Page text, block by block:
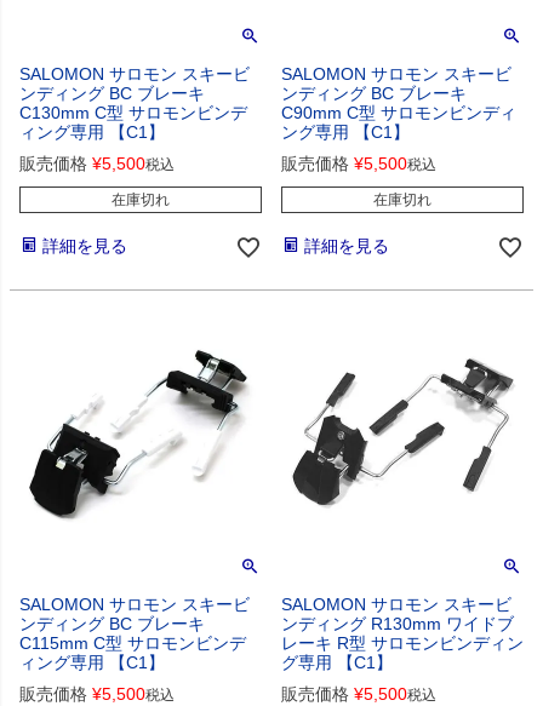
SALOMON サロモン スキービ
ンディング BC ブレーキ
C130mm C型 サロモンビンデ
ィング専用 【C1】
販売価格 ¥5,500税込
在庫切れ
詳細を見る
SALOMON サロモン スキービ
ンディング BC ブレーキ
C90mm C型 サロモンビンディ
ング専用 【C1】
販売価格 ¥5,500税込
在庫切れ
詳細を見る
SALOMON サロモン スキービ
ンディング BC ブレーキ
C115mm C型 サロモンビンデ
ィング専用 【C1】
販売価格 ¥5,500税込
SALOMON サロモン スキービ
ンディング R130mm ワイドブ
レーキ R型 サロモンビンディン
グ専用 【C1】
販売価格 ¥5,500税込